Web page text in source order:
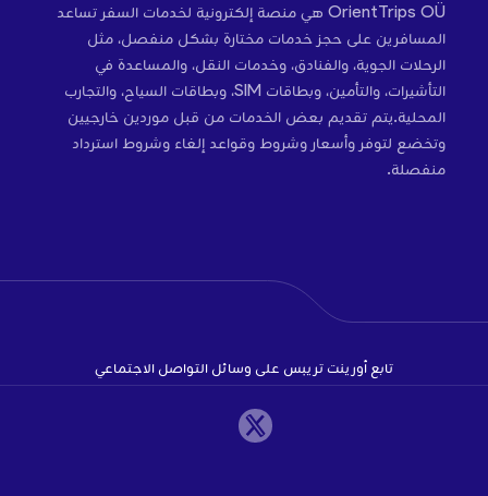
OrientTrips OÜ هي منصة إلكترونية لخدمات السفر تساعد
المسافرين على حجز خدمات مختارة بشكل منفصل، مثل
الرحلات الجوية، والفنادق، وخدمات النقل، والمساعدة في
التأشيرات، والتأمين، وبطاقات SIM، وبطاقات السياح، والتجارب
المحلية.يتم تقديم بعض الخدمات من قبل موردين خارجيين
وتخضع لتوفر وأسعار وشروط وقواعد إلغاء وشروط استرداد
منفصلة.
تابع أورينت تريبس على وسائل التواصل الاجتماعي